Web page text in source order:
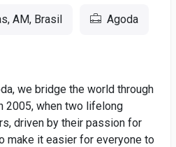
AM, Brasil Agoda
we bridge the world through
2005, when two lifelong
driven by their passion for
make it easier for everyone to